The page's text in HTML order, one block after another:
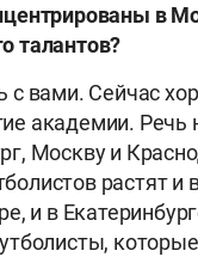
в
талантов?
с вами. Сейчас
академии. Речь
Москву и
растят и
и в